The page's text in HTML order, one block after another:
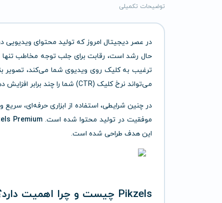
توضیحات تکمیلی
در عصر دیجیتال امروز که تولید محتوای ویدیویی
حال رشد است، رقابت برای جلب توجه مخاطب تنها
ترغیب به کلیک روی ویدیوی شما می‌کند، تصویر
می‌تواند نرخ کلیک (CTR) شما را چند برابر افزایش دهد و موفقیت محتوای شما را تضمین کند.
در چنین شرایطی، استفاده از ابزاری حرفه‌ای،
موفقیت در تولید محتوا شده است. Premium
این هدف طراحی شده است.
Pikzels چیست و چرا اهمیت دارد؟